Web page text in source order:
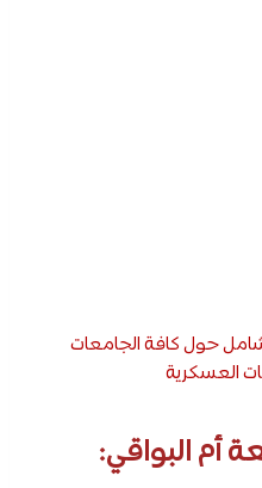
حول كافة الجامعات
العسكرية
أم البواقي: